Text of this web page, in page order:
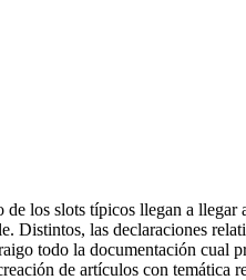
los slots típicos llegan a
Distintos, las declaraciones
todo la documentación cual
de artículos con temática